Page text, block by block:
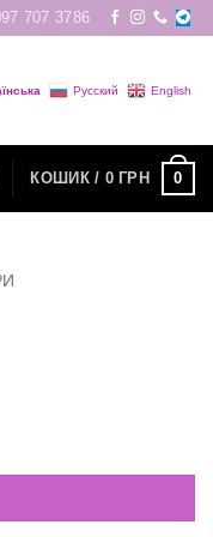
707 3786
Русский English
КОШИК / 0 ГРН 0